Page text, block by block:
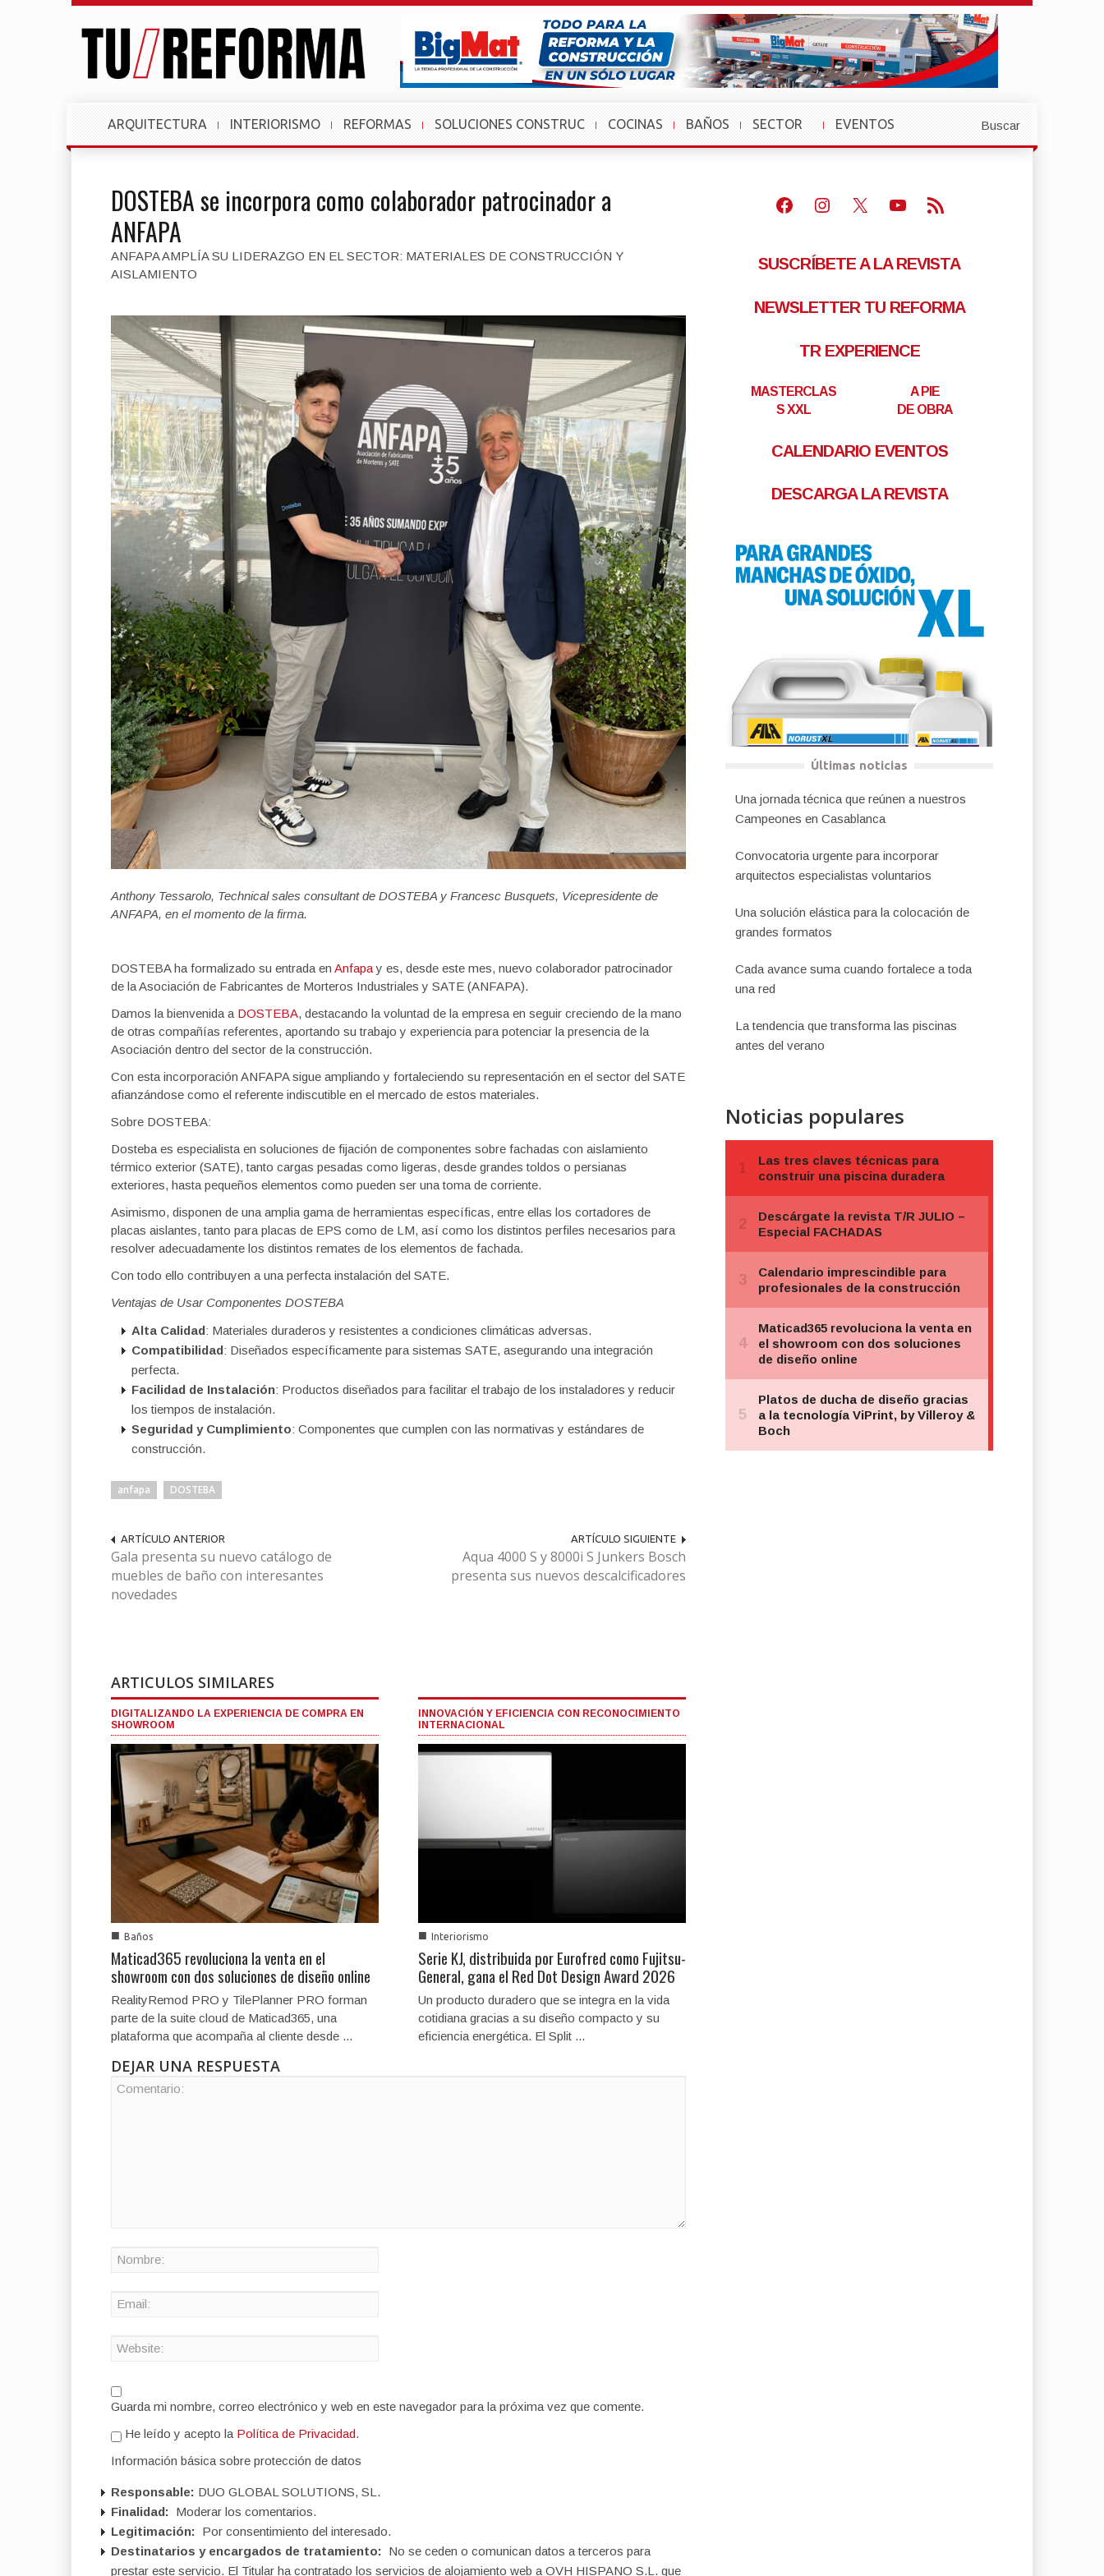
ARQUITECTURA INTERIORISMO REFORMAS SOLUCIONES CONSTRUC COCINAS BAÑOS
SECTOR
»
EVENTOS
»
Buscar
DOSTEBA se incorpora como colaborador patrocinador a
ANFAPA
ANFAPA AMPLÍA SU LIDERAZGO EN EL SECTOR: MATERIALES DE CONSTRUCCIÓN Y
AISLAMIENTO
Anthony Tessarolo, Technical sales consultant de DOSTEBA y Francesc Busquets, Vicepresidente de
ANFAPA, en el momento de la firma.
DOSTEBA ha formalizado su entrada en Anfapay es, desde este mes, nuevo colaborador patrocinador
de la Asociación de Fabricantes de Morteros Industriales y SATE (ANFAPA).
Damos la bienvenida a DOSTEBA, destacando la voluntad de la empresa en seguir creciendo de la mano
de otras compañías referentes, aportando su trabajo y experiencia para potenciar la presencia de la
Asociación dentro del sector de la construcción.
Con esta incorporación ANFAPA sigue ampliando y fortaleciendo su representación en el sector del SATE
afianzándose como el referente indiscutible en el mercado de estos materiales.
Sobre DOSTEBA:
Dosteba es especialista en soluciones de fijación de componentes sobre fachadas con aislamiento
térmico exterior (SATE), tanto cargas pesadas como ligeras, desde grandes toldos o persianas
exteriores, hasta pequeños elementos como pueden ser una toma de corriente.
Asimismo, disponen de una amplia gama de herramientas específicas, entre ellas los cortadores de
placas aislantes, tanto para placas de EPS como de LM, así como los distintos perfiles necesarios para
resolver adecuadamente los distintos remates de los elementos de fachada.
Con todo ello contribuyen a una perfecta instalación del SATE.
Ventajas de Usar Componentes DOSTEBA
Alta Calidad: Materiales duraderos y resistentes a condiciones climáticas adversas.
Compatibilidad: Diseñados específicamente para sistemas SATE, asegurando una integración
perfecta.
Facilidad de Instalación: Productos diseñados para facilitar el trabajo de los instaladores y reducir
los tiempos de instalación.
Seguridad y Cumplimiento: Componentes que cumplen con las normativas y estándares de
construcción.
anfapa DOSTEBA
ARTÍCULO ANTERIOR
Gala presenta su nuevo catálogo de
muebles de baño con interesantes
novedades
ARTÍCULO SIGUIENTE
Aqua 4000 S y 8000i S Junkers Bosch
presenta sus nuevos descalcificadores
ARTICULOS SIMILARES
DIGITALIZANDO LA EXPERIENCIA DE COMPRA EN
SHOWROOM
■ Baños
Maticad365 revoluciona la venta en el
showroom con dos soluciones de diseño online
RealityRemod PRO y TilePlanner PRO forman
parte de la suite cloud de Maticad365, una
plataforma que acompaña al cliente desde ...
INNOVACIÓN Y EFICIENCIA CON RECONOCIMIENTO
INTERNACIONAL
■ Interiorismo
Serie KJ, distribuida por Eurofred como Fujitsu-
General, gana el Red Dot Design Award 2026
Un producto duradero que se integra en la vida
cotidiana gracias a su diseño compacto y su
eficiencia energética. El Split ...
DEJAR UNA RESPUESTA
Guarda mi nombre, correo electrónico y web en este navegador para la próxima vez que comente.
He leído y acepto la Política de Privacidad.
Información básica sobre protección de datos
Responsable: DUO GLOBAL SOLUTIONS, SL.
Finalidad: Moderar los comentarios.
Legitimación: Por consentimiento del interesado.
Destinatarios y encargados de tratamiento: No se ceden o comunican datos a terceros para
prestar este servicio. El Titular ha contratado los servicios de alojamiento web a OVH HISPANO S.L. que
Facebook
Instagram
X Youtube
Feed RSS
SUSCRÍBETE A LA REVISTA
NEWSLETTER TU REFORMA
TR EXPERIENCE
MASTERCLAS
S XXL
A PIE
DE OBRA
CALENDARIO EVENTOS
DESCARGA LA REVISTA
Últimas noticias
Una jornada técnica que reúnen a nuestros
Campeones en Casablanca
Convocatoria urgente para incorporar
arquitectos especialistas voluntarios
Una solución elástica para la colocación de
grandes formatos
Cada avance suma cuando fortalece a toda
una red
La tendencia que transforma las piscinas
antes del verano
Noticias populares